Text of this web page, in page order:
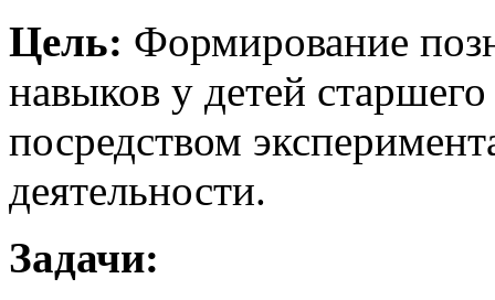
Цель: Формирование
навыков у детей
посредством
деятельности.
Задачи: